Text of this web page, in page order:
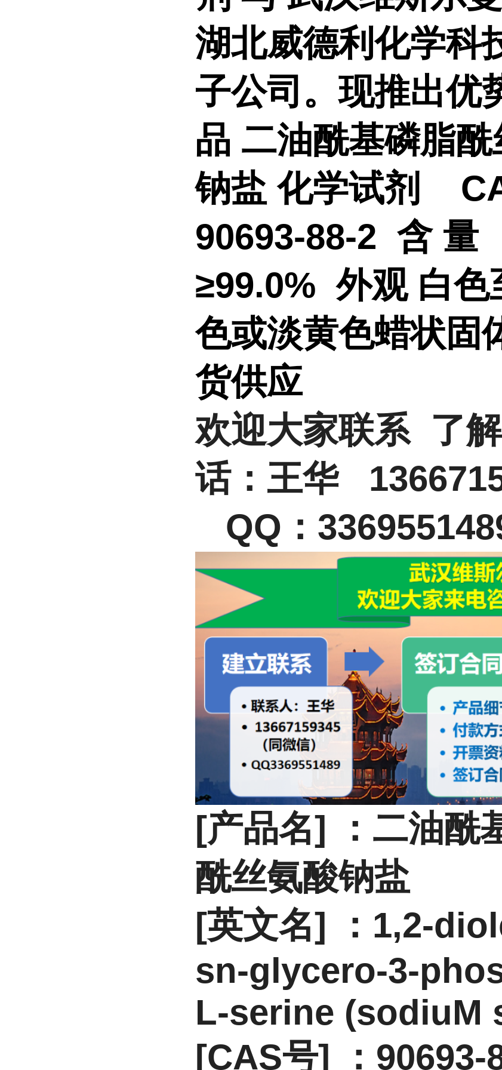
湖北威德利化学科
子公司。现推出优
品 二油酰基磷脂
钠盐 化学试剂
90693-88-2 含 量
≥99.0% 外观 白色
色或淡黄色蜡状固
货供应
欢迎大家联系 了
话：王华
QQ：
[产品名] ：二油酰
酰丝氨酸钠盐
[英文名] ：1,2-
sn-glycero-3-
L-serine (sodiuM
[CAS号] ：90693-